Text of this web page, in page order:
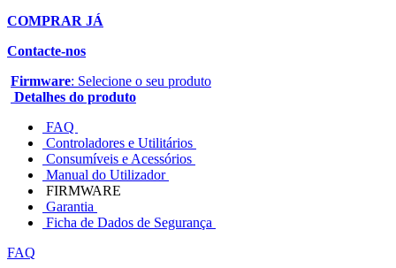
COMPRAR JÁ
Contacte-nos
Firmware: Selecione o seu produto
Detalhes do produto
FAQ
Controladores e Utilitários
Consumíveis e Acessórios
Manual do Utilizador
FIRMWARE
Garantia
Ficha de Dados de Segurança
FAQ